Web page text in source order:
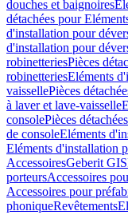
douches et baignoires
détachées pour
d'installation pour
d'installation pour
robinetteriesPièces
robinetteriesEléments
vaissellePièces
à laver et lave-vaisselle
consolePièces
de consoleEléments
Eléments d'installation
AccessoiresGeberit GIS
porteursAccessoires
Accessoires pour
phoniqueRevêtements